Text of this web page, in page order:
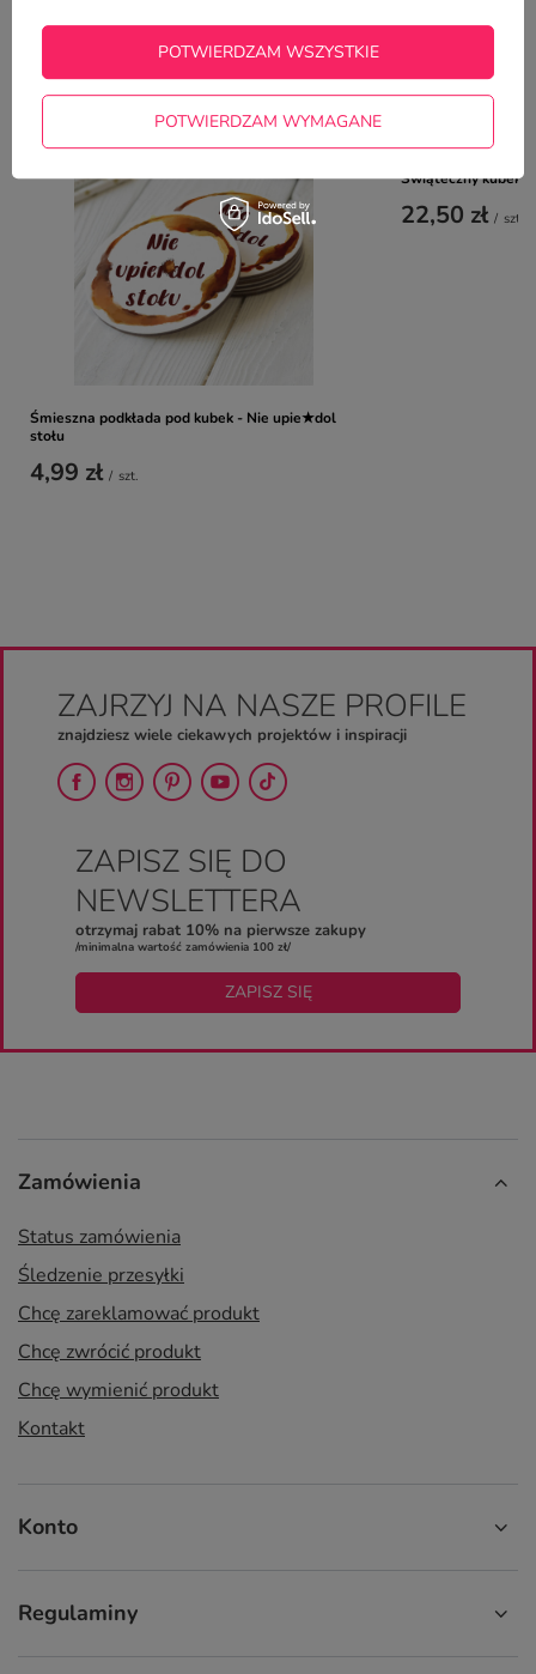
NAJCZĘŚCIEJ KUPOWANE Z
TYM TOWAREM
Śmieszna podkłada pod kubek - Nie upie★dol
stołu
4,99 zł / szt.
Świąteczny kubek
22,50 zł / szt.
ZAJRZYJ NA NASZE PROFILE
znajdziesz wiele ciekawych projektów i inspiracji
ZAPISZ SIĘ DO
NEWSLETTERA
otrzymaj rabat 10% na pierwsze zakupy
/minimalna wartość zamówienia 100 zł/
ZAPISZ SIĘ
Zamówienia
Status zamówienia
Śledzenie przesyłki
Chcę zareklamować produkt
Chcę zwrócić produkt
Chcę wymienić produkt
Kontakt
Konto
Regulaminy
POTWIERDZAM WYMAGANE
POTWIERDZAM WSZYSTKIE